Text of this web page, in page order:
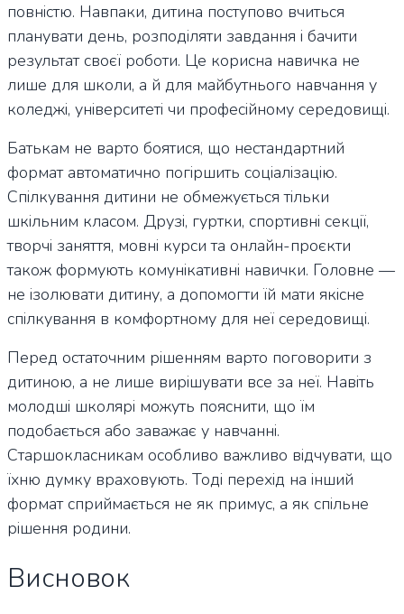
повністю. Навпаки, дитина поступово вчиться
планувати день, розподіляти завдання і бачити
результат своєї роботи. Це корисна навичка не
лише для школи, а й для майбутнього навчання у
коледжі, університеті чи професійному середовищі.
Батькам не варто боятися, що нестандартний
формат автоматично погіршить соціалізацію.
Спілкування дитини не обмежується тільки
шкільним класом. Друзі, гуртки, спортивні секції,
творчі заняття, мовні курси та онлайн-проєкти
також формують комунікативні навички. Головне —
не ізолювати дитину, а допомогти їй мати якісне
спілкування в комфортному для неї середовищі.
Перед остаточним рішенням варто поговорити з
дитиною, а не лише вирішувати все за неї. Навіть
молодші школярі можуть пояснити, що їм
подобається або заважає у навчанні.
Старшокласникам особливо важливо відчувати, що
їхню думку враховують. Тоді перехід на інший
формат сприймається не як примус, а як спільне
рішення родини.
Висновок